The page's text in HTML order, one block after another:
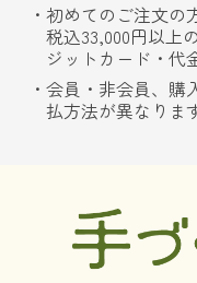
初めてのご注文の
税込33,000円以上
ジットカード・代
会員・非会員、購
払方法が異なりま